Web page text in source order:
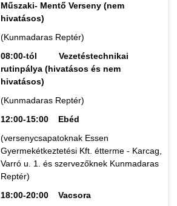
Műszaki- Mentő Verseny (nem
hivatásos)
(Kunmadaras Reptér)
08:00-tól Vezetéstechnikai
rutinpálya (hivatásos és nem
hivatásos)
(Kunmadaras Reptér)
12:00-15:00 Ebéd
(versenycsapatoknak Essen
Gyermekétkeztetési Kft. étterme - Karcag,
Varró u. 1. és szervezőknek Kunmadaras
Reptér)
18:00-20:00 Vacsora